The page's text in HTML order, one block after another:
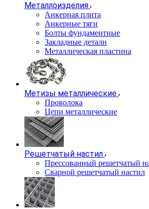
Металлоизделия
Анкерная плита
Анкерные тяги
Болты фундаментные
Закладные детали
Металлическая пластина
Метизы металлические
Проволока
Цепи металлические
Решетчатый настил
Прессованный решетчатый
Сварной решетчатый настил